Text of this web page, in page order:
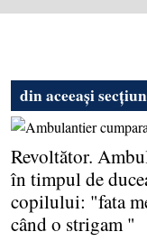
din aceeași
Revoltător.
în timpul de
copilului: "fata
când o strigam "